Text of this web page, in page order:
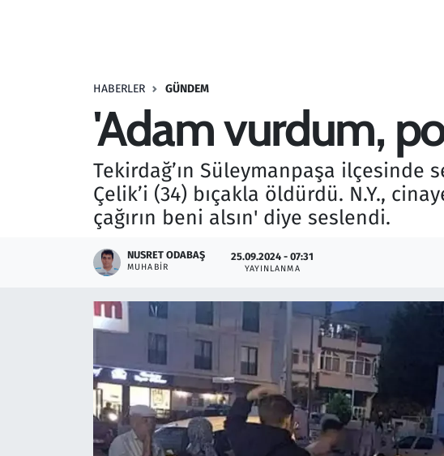
HABERLER GÜNDEM
'Adam vurdum,
Tekirdağ’ın Süleymanpaşa ilçesinde
Çelik’i (34) bıçakla öldürdü. N.Y.,
çağırın beni alsın' diye seslendi.
NUSRET ODABAŞ
MUHABIR
25.09.2024 - 07:31
YAYINLANMA
Savunma Sanayi
Seçim 2023
Televizyon